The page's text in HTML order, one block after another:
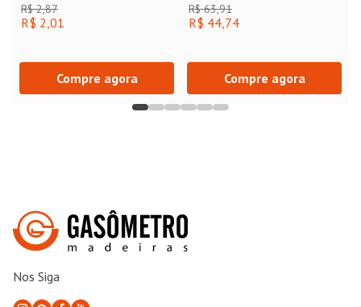
R$ 2,87
R$ 2,01
Compre agora
R$ 63,91
R$ 44,74
Compre agora
Nos Siga